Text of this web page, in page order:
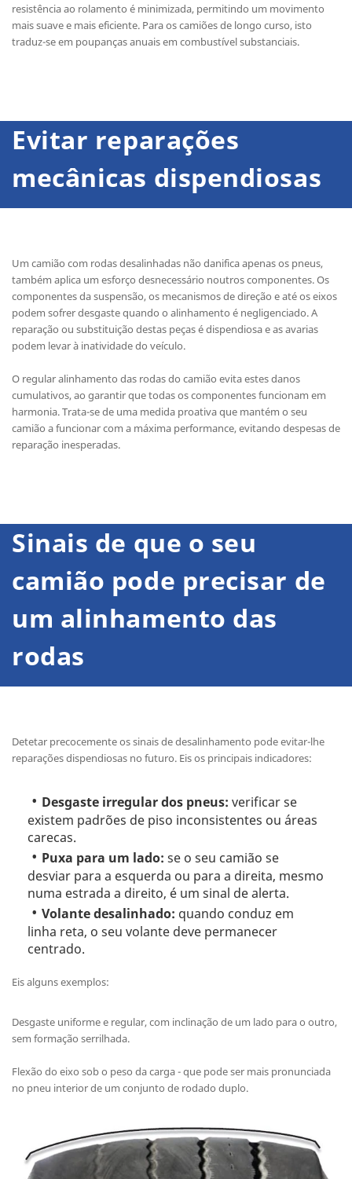
resistência ao rolamento é minimizada, permitindo um movimento
mais suave e mais eficiente. Para os camiões de longo curso, isto
traduz-se em poupanças anuais em combustível substanciais.
Evitar reparações
mecânicas dispendiosas
Um camião com rodas desalinhadas não danifica apenas os pneus,
também aplica um esforço desnecessário noutros componentes. Os
componentes da suspensão, os mecanismos de direção e até os eixos
podem sofrer desgaste quando o alinhamento é negligenciado. A
reparação ou substituição destas peças é dispendiosa e as avarias
podem levar à inatividade do veículo.
O regular alinhamento das rodas do camião evita estes danos
cumulativos, ao garantir que todas os componentes funcionam em
harmonia. Trata-se de uma medida proativa que mantém o seu
camião a funcionar com a máxima performance, evitando despesas de
reparação inesperadas.
Sinais de que o seu
camião pode precisar de
um alinhamento das
rodas
Detetar precocemente os sinais de desalinhamento pode evitar-lhe
reparações dispendiosas no futuro. Eis os principais indicadores:
Desgaste irregular dos pneus: verificar se
existem padrões de piso inconsistentes ou áreas
carecas.
Puxa para um lado: se o seu camião se
desviar para a esquerda ou para a direita, mesmo
numa estrada a direito, é um sinal de alerta.
Volante desalinhado: quando conduz em
linha reta, o seu volante deve permanecer
centrado.
Eis alguns exemplos:
Desgaste uniforme e regular, com inclinação de um lado para o outro,
sem formação serrilhada.
Flexão do eixo sob o peso da carga - que pode ser mais pronunciada
no pneu interior de um conjunto de rodado duplo.